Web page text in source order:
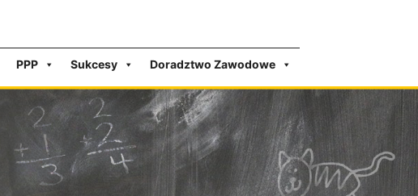
PPP Sukcesy Doradztwo Zawodowe